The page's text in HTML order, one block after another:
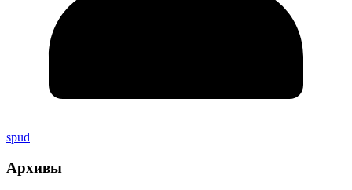
spud
Архивы